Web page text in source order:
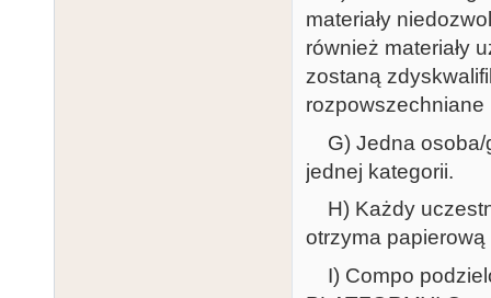
materiały
również materiały
zostaną
G) Jedna osoba/
jednej kategorii.
H) Każdy
otrzyma papierową
I) Compo